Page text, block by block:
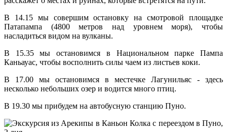
В 14.15 мы совершим остановку на смотровой площадке
Патапампа (4800 метров над уровнем моря), чтобы
насладиться видом на вулканы.
В 15.35 мы остановимся в Национальном парке Пампа
Каньауас, чтобы восполнить силы чаем из листьев коки.
В 17.00 мы остановимся в местечке Лагунильяс - здесь
несколько небольших озер и водится много птиц.
В 19.30 мы прибудем на автобусную станцию Пуно.